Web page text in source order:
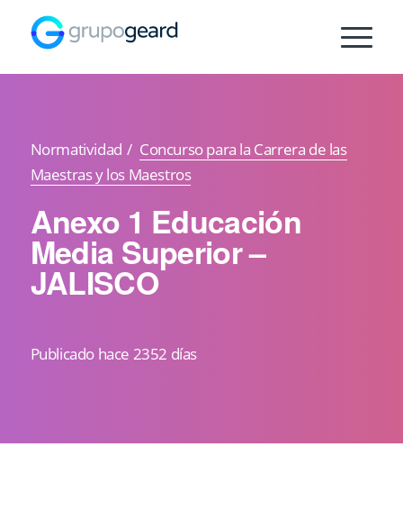
Normatividad / Concurso para la Carrera de las
Maestras y los Maestros
Anexo 1 Educación
Media Superior –
JALISCO
Publicado hace 2352 días